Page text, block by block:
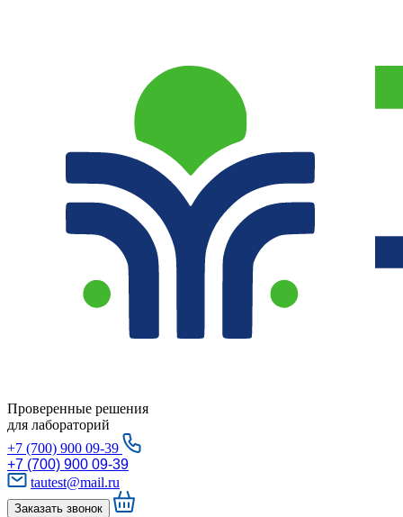
Проверенные решения
для лабораторий
+7 (700) 900 09-39
+7 (700) 900 09-39
tautest@mail.ru
Заказать звонок